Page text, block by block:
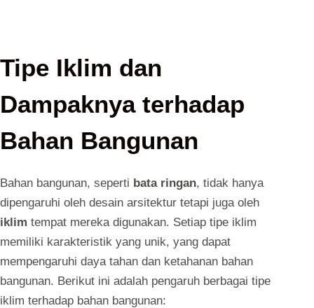
Tipe Iklim dan
Dampaknya terhadap
Bahan Bangunan
Bahan bangunan, seperti bata ringan, tidak hanya
dipengaruhi oleh desain arsitektur tetapi juga oleh
iklim tempat mereka digunakan. Setiap tipe iklim
memiliki karakteristik yang unik, yang dapat
mempengaruhi daya tahan dan ketahanan bahan
bangunan. Berikut ini adalah pengaruh berbagai tipe
iklim terhadap bahan bangunan: